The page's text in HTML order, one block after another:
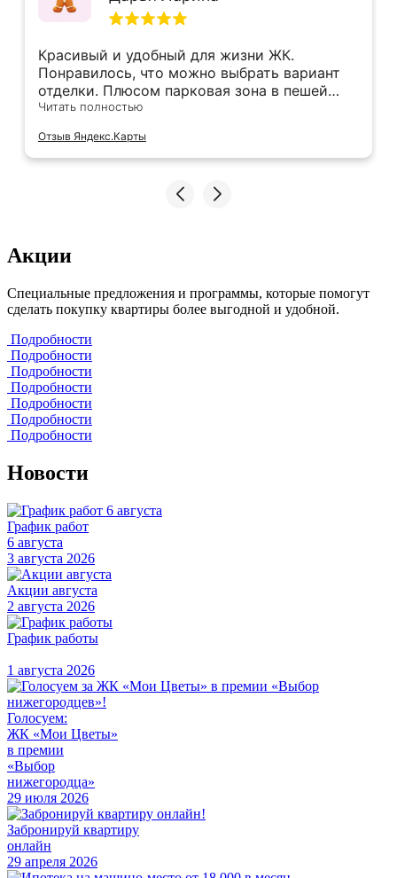
Красивый и удобный для жизни ЖК.
Понравилось, что можно выбрать вариант
отделки. Плюсом парковая зона в пешей
доступности 😍
Читать полностью
Отзыв Яндекс.Карты
Акции
Специальные предложения и программы, которые помогут
сделать покупку квартиры более выгодной и удобной.
Подробности
Подробности
Подробности
Подробности
Подробности
Подробности
Подробности
Новости
График работ
6 августа
3 августа 2026
Акции августа
2 августа 2026
График работы
1 августа 2026
Голосуем:
ЖК «Мои Цветы»
в премии
«Выбор
нижегородца»
29 июля 2026
Забронируй квартиру
онлайн
29 апреля 2026